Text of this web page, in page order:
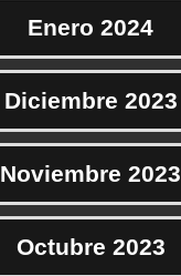
Enero 2024
Diciembre 2023
Noviembre 2023
Octubre 2023